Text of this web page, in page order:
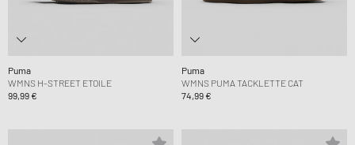
Puma
WMNS H-STREET ETOILE
99,99 €
Puma
WMNS PUMA TACKLETTE CAT
74,99 €